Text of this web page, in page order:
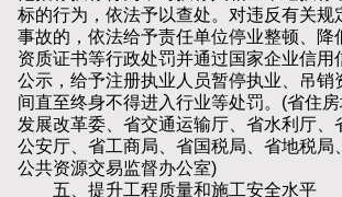
标的行为，依法予以查处。对违反有关规
事故的，依法给予责任单位停业整顿、降
资质证书等行政处罚并通过国家企业信用
公示，给予注册执业人员暂停执业、吊销
间直至终身不得进入行业等处罚。(省住
发展改革委、省交通运输厅、省水利厅、
公安厅、省工商局、省国税局、省地税局
公共资源交易监督办公室)
五、提升工程质量和施工安全水平